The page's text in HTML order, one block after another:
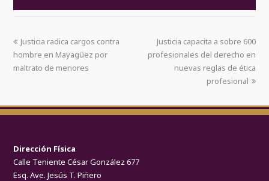
Justicia capacita a sobre 600
profesionales del derecho en
nuevas reglas de ética
profesional
Justicia radica cargos contra
hombre en Mayagüez por
maltrato de menores
Dirección Física
Calle Teniente César González 677
Esq. Ave. Jesús T. Piñero